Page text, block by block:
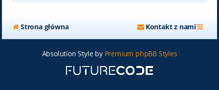
Strona główna Kontakt z nami
Absolution Style by Premium phpBB Styles